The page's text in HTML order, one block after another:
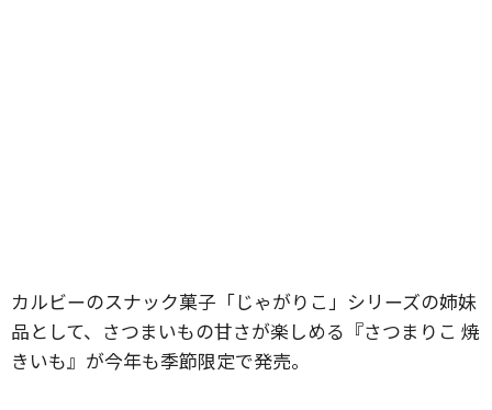
カルビーのスナック菓子「じゃがりこ」シリーズの姉妹
品として、さつまいもの甘さが楽しめる『さつまりこ 焼
きいも』が今年も季節限定で発売。